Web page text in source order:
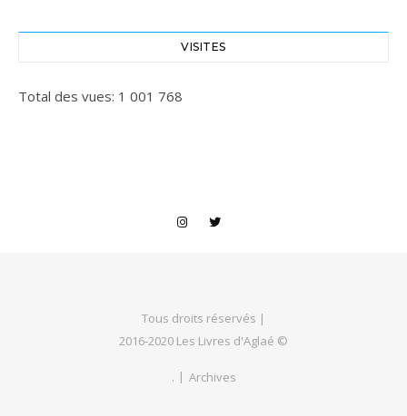
VISITES
Total des vues: 1 001 768
Tous droits réservés |
2016-2020 Les Livres d'Aglaé ©
. Archives